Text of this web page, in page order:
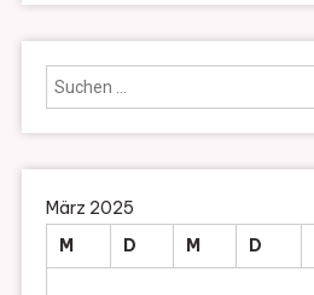
März 2025
M
D M D